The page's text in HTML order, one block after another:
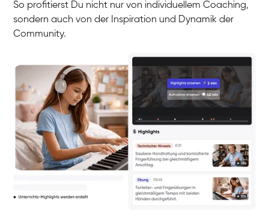
Yuna
Klavier / Piano / Flügel
Camilla
Klavier / Piano / Flügel
Negin
Klavier / Piano / Flügel
Katarzyna
Klavier / Piano / Flügel
So profitierst Du nicht nur von individuellem Coaching,
sondern auch von der Inspiration und Dynamik der
Community.